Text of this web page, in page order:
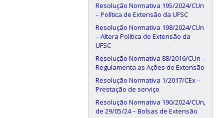
Resolução Normativa 195/2024/CUn
– Política de Extensão da UFSC
Resolução Normativa 198/2024/CUn
– Altera Política de Extensão da
UFSC
Resolução Normativa 88/2016/CUn –
Regulamenta as Ações de Extensão
Resolução Normativa 1/2017/CEx –
Prestação de serviço
Resolução Normativa 190/2024/CUn,
de 29/05/24 – Bolsas de Extensão